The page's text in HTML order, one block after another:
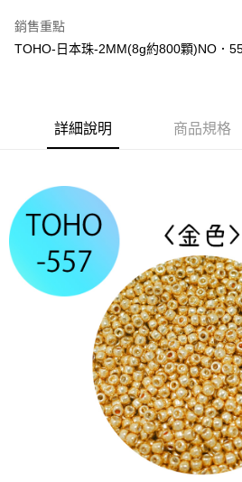
悠遊付
付款後全家取貨
7-11取貨付款
每筆NT$60，滿NT$1,500(含以上)免運費
付款後7-11取貨
每筆NT$60，滿NT$1,500(含以上)免運
每筆NT$130，滿NT$2,000(含以上)免
國家/地區配送-香港(順豐快遞)
銷售重點
TOHO-日本珠-2MM(8g約800顆)NO．
詳細說明 商品規格